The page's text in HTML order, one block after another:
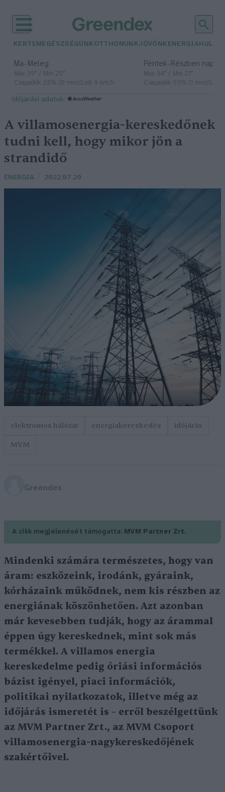
KERTEM EGÉSZSÉGÜNK OTTHONUNKJÖVŐNK ENERGIA
Ma– Meleg
Max 39° / Min 25°
Csapadék: 25% (0 mm)Szél: 9 km/h
Péntek– Részben
Max 34° / Min 21°
Csapadék: 55% (1 mm)Szél:
időjárási adatok:
A villamosenergia-kereskedőnek
tudni kell, hogy mikor jön a
strandidő
ENERGIA 2022.07.20
elektromos hálózat energiakereskedés
időjárás
MVM
Greendex
A cikk megjelenését támogatta: MVM Partner Zrt.
Mindenki számára természetes, hogy van
áram: eszközeink, irodánk, gyáraink,
kórházaink működnek, nem kis részben az
energiának köszönhetően. Azt azonban
már kevesebben tudják, hogy az árammal
éppen úgy kereskednek, mint sok más
termékkel. A villamos energia
kereskedelme pedig óriási információs
bázist igényel, piaci információk,
politikai nyilatkozatok, illetve még az
időjárás ismeretét is – erről beszélgettünk
az MVM Partner Zrt., az MVM Csoport
villamosenergia-nagykereskedőjének
szakértőivel.